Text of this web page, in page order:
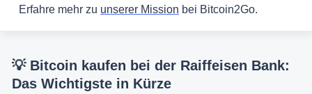
Erfahre mehr zu unserer Mission bei Bitcoin2Go.
💡 Bitcoin kaufen bei der Raiffeisen Bank:
Das Wichtigste in Kürze